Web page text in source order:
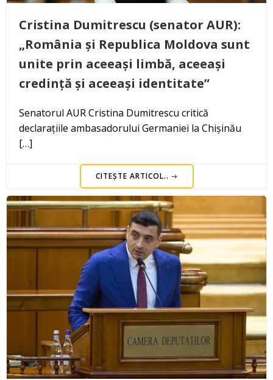
Cristina Dumitrescu (senator AUR):
„România și Republica Moldova sunt
unite prin aceeași limbă, aceeași
credință și aceeași identitate”
Senatorul AUR Cristina Dumitrescu critică
declarațiile ambasadorului Germaniei la Chișinău
[…]
CITEȘTE ARTICOL..